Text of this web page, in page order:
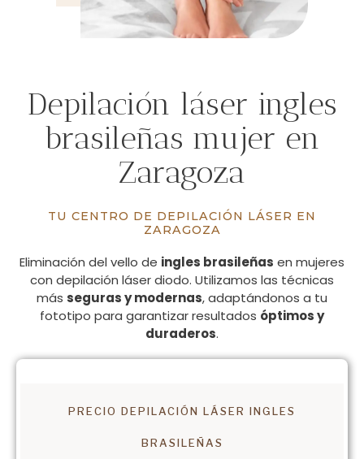
Depilación láser ingles
brasileñas mujer en
Zaragoza
TU CENTRO DE DEPILACIÓN LÁSER EN
ZARAGOZA
Eliminación del vello de ingles brasileñas en mujeres
con depilación láser diodo. Utilizamos las técnicas
más seguras y modernas, adaptándonos a tu
fototipo para garantizar resultados óptimos y
duraderos.
PRECIO DEPILACIÓN LÁSER INGLES
BRASILEÑAS